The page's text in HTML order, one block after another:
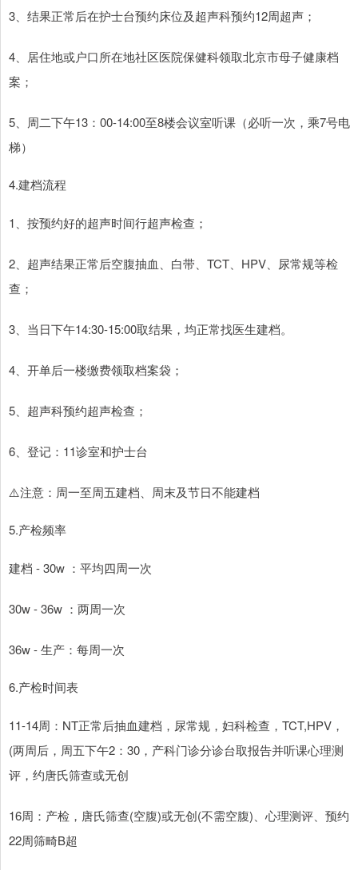
3、结果正常后在护士台预约床位及超声科预约12周超声；
4、居住地或户口所在地社区医院保健科领取北京市母子健康档
案；
5、周二下午13：00-14:00至8楼会议室听课（必听一次，乘7号电
梯）
4.建档流程
1、按预约好的超声时间行超声检查；
2、超声结果正常后空腹抽血、白带、TCT、HPV、尿常规等检
查；
3、当日下午14:30-15:00取结果，均正常找医生建档。
4、开单后一楼缴费领取档案袋；
5、超声科预约超声检查；
6、登记：11诊室和护士台
⚠️注意：周一至周五建档、周末及节日不能建档
5.产检频率
建档 - 30w ：平均四周一次
30w - 36w ：两周一次
36w - 生产：每周一次
6.产检时间表
11-14周：NT正常后抽血建档，尿常规，妇科检查，TCT,HPV，
(两周后，周五下午2：30，产科门诊分诊台取报告并听课心理测
评，约唐氏筛查或无创
16周：产检，唐氏筛查(空腹)或无创(不需空腹)、心理测评、预约
22周筛畸B超